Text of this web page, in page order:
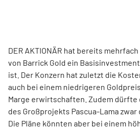
DER AKTIONÄR hat bereits
von Barrick Gold ein
ist. Der Konzern hat zuletzt die
auch bei einem niedrigeren
Marge erwirtschaften. Zudem dürfte
des Großprojekts Pascua-Lama
Die Pläne könnten aber bei einem